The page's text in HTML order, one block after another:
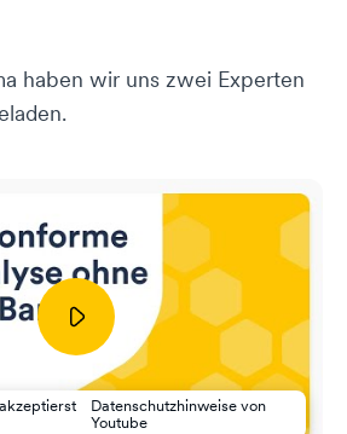
haben wir uns zwei Experten
Datenschutzhinweise von
Youtube